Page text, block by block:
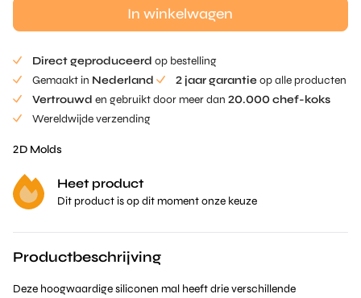
In winkelwagen
Direct geproduceerd op bestelling
Gemaakt in Nederland 2 jaar garantieop alle producten
Vertrouwd en gebruikt door meer dan 20.000 chef-koks
Wereldwijde verzending
2D Molds
Heet product
Dit product is op dit moment onze keuze
Productbeschrijving
Deze hoogwaardige siliconen mal heeft drie verschillende